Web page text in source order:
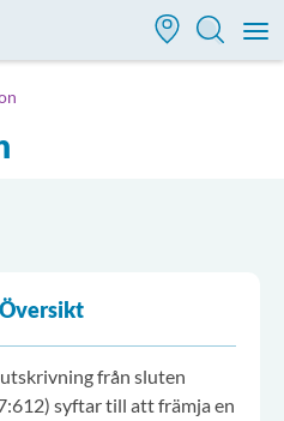
från sluten
syftar till att främja en